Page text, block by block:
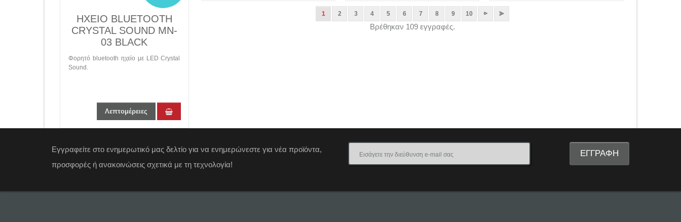
ΗΧΕΙΟ BLUETOOTH
CRYSTAL SOUND MN-
03 BLACK
Φορητό bluetooth ηχείο με LED Crystal
Sound.
Λεπτομέρειες
1 2 3 4 5 6 7 8 9 10 ⩺ ⪢
Βρέθηκαν 109 εγγραφές.
Εγγραφείτε στο ενημερωτικό μας δελτίο για να ενημερώνεστε για νέα προϊόντα,
προσφορές ή ανακοινώσεις σχετικά με τη τεχνολογία!